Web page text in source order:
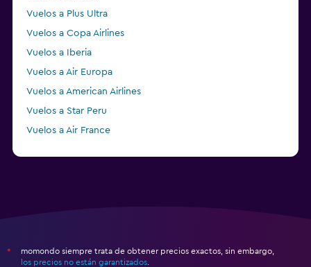
Vuelos a Plus Ultra
Vuelos a Copa Airlines
Vuelos a Iberia
Vuelos a Air Europa
Vuelos a American Airlines
Vuelos a Star Peru
Vuelos a Air France
*
momondo siempre trata de obtener precios exactos, sin embargo,
los precios no están garantizados